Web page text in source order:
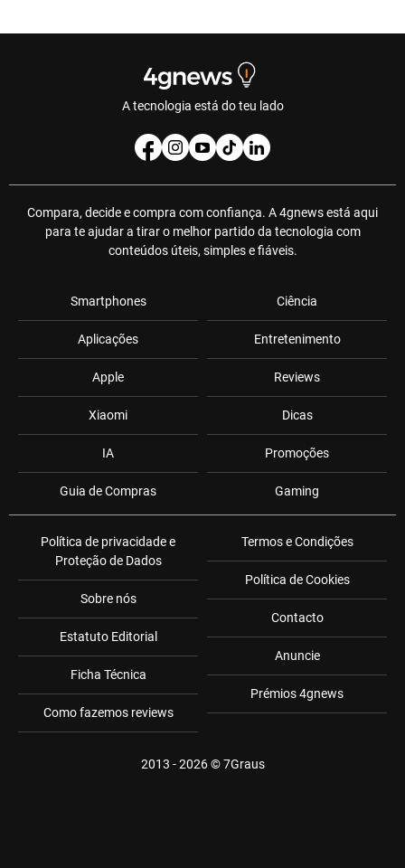
A tecnologia está do teu lado
Compara, decide e compra com confiança. A 4gnews está aqui
para te ajudar a tirar o melhor partido da tecnologia com
conteúdos úteis, simples e fiáveis.
Smartphones
Aplicações
Apple
Xiaomi
IA
Guia de Compras
Ciência
Entretenimento
Reviews
Dicas
Promoções
Gaming
Política de privacidade e
Proteção de Dados
Sobre nós
Estatuto Editorial
Ficha Técnica
Como fazemos reviews
Termos e Condições
Política de Cookies
Contacto
Anuncie
Prémios 4gnews
2013 - 2026 ©7Graus